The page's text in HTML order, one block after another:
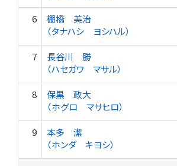
6
棚橋 美治
（タナハシ ヨシハル）
7
長谷川 勝
（ハセガワ マサル）
8
保黒 政大
（ホグロ マサヒロ）
9
本多 潔
（ホンダ キヨシ）